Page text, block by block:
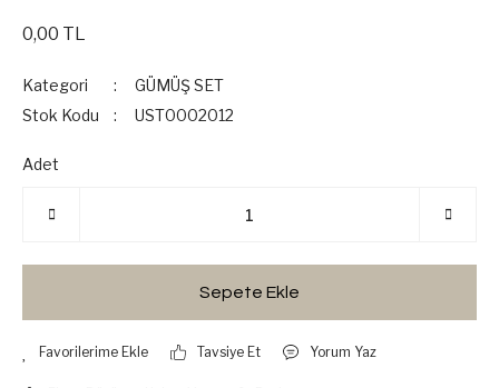
0,00 TL
Kategori
GÜMÜŞ SET
Stok Kodu
UST0002012
Adet
Sepete Ekle
Tavsiye Et Yorum Yaz